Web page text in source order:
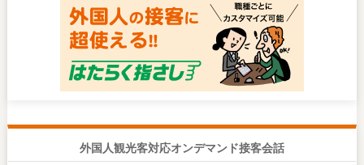
外国人観光客対応オンデマンド接客会話